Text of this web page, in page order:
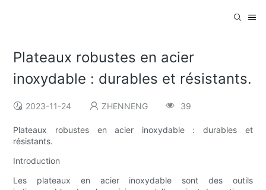
Plateaux robustes en acier
inoxydable : durables et résistants.
2023-11-24 ZHENNENG 39
Plateaux robustes en acier inoxydable : durables et
résistants.
Introduction
Les plateaux en acier inoxydable sont des outils